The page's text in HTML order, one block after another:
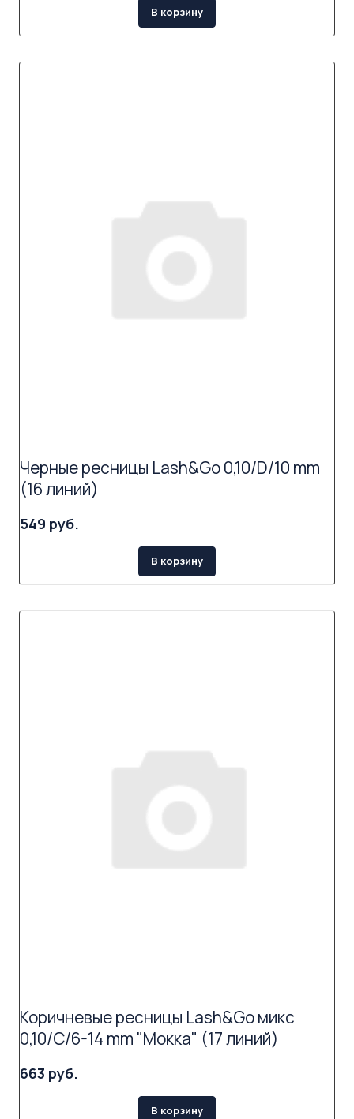
В корзину
Черные ресницы Lash&Go 0,10/D/10 mm
(16 линий)
549 руб.
В корзину
Коричневые ресницы Lash&Go микс
0,10/C/6-14 mm "Мокка" (17 линий)
663 руб.
В корзину